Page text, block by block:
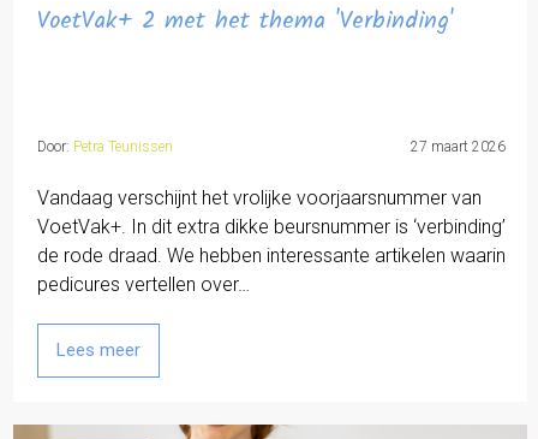
VoetVak+ 2 met het thema 'Verbinding'
Door: Petra Teunissen 27 maart 2026
Vandaag verschijnt het vrolijke voorjaarsnummer van
VoetVak+. In dit extra dikke beursnummer is ‘verbinding’
de rode draad. We hebben interessante artikelen waarin
pedicures vertellen over…
Lees meer